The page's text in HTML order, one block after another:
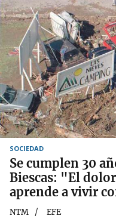
SOCIEDAD
Se cumplen 30
Biescas: "El
aprende a vivir
NTM EFE